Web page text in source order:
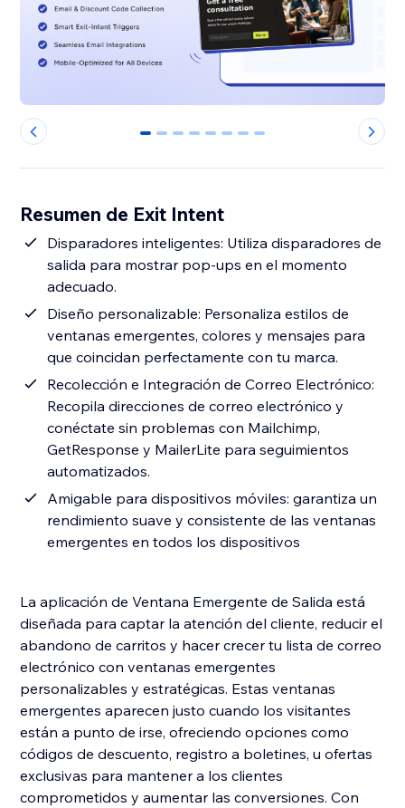
0 1 2 3 4 5 6 7
Resumen de Exit Intent
Disparadores inteligentes: Utiliza disparadores de
salida para mostrar pop-ups en el momento
adecuado.
Diseño personalizable: Personaliza estilos de
ventanas emergentes, colores y mensajes para
que coincidan perfectamente con tu marca.
Recolección e Integración de Correo Electrónico:
Recopila direcciones de correo electrónico y
conéctate sin problemas con Mailchimp,
GetResponse y MailerLite para seguimientos
automatizados.
Amigable para dispositivos móviles: garantiza un
rendimiento suave y consistente de las ventanas
emergentes en todos los dispositivos
La aplicación de Ventana Emergente de Salida está
diseñada para captar la atención del cliente, reducir el
abandono de carritos y hacer crecer tu lista de correo
electrónico con ventanas emergentes
personalizables y estratégicas. Estas ventanas
emergentes aparecen justo cuando los visitantes
están a punto de irse, ofreciendo opciones como
códigos de descuento, registro a boletines, u ofertas
exclusivas para mantener a los clientes
comprometidos y aumentar las conversiones. Con